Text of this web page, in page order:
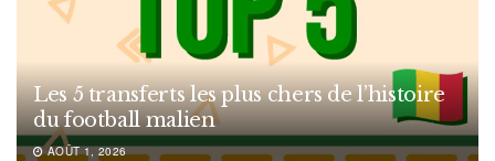
Les 5 transferts les plus chers de l’histoire
du football malien
AOÛT 1, 2026